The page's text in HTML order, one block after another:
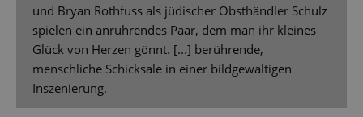
und Bryan Rothfuss als jüdischer Obsthändler Schulz
spielen ein anrührendes Paar, dem man ihr kleines
Glück von Herzen gönnt. [...] berührende,
menschliche Schicksale in einer bildgewaltigen
Inszenierung.